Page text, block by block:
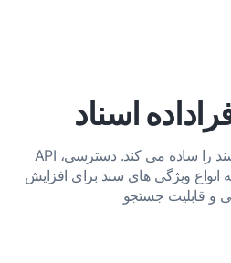
اسناد
API قوی ما مدیریت فراداده سند را ساده می کند. دسترسی،
انواع ویژگی های سند برای افزایش